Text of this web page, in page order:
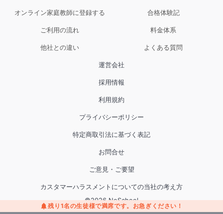
残り 1名の生徒様で満席です。お急ぎください！
オンライン家庭教師に登録する 合格体験記
ご利用の流れ 料金体系
他社との違い よくある質問
運営会社
採用情報
利用規約
プライバシーポリシー
特定商取引法に基づく表記
お問合せ
ご意見・ご要望
カスタマーハラスメントについての当社の考え方
©2026NoSchool